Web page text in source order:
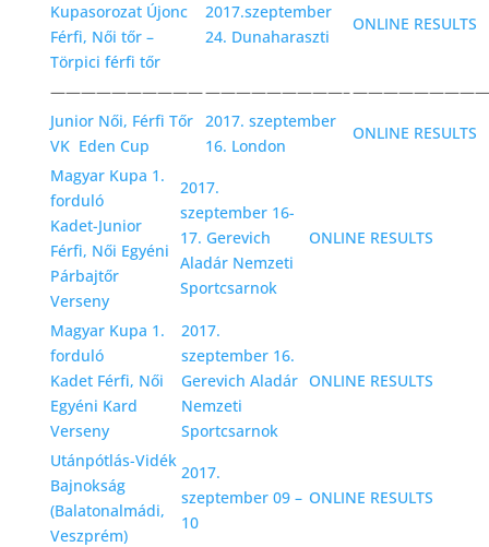
Kupasorozat Újonc
Férfi, Női tőr –
Törpici férfi tőr
2017.szeptember
24. Dunaharaszti
ONLINE RESULTS
———————————————————–
Junior Női, Férfi Tőr
VK Eden Cup
2017. szeptember
16. London
ONLINE RESULTS
Magyar Kupa 1.
forduló
Kadet-Junior
Férfi, Női Egyéni
Párbajtőr
Verseny
2017.
szeptember 16-
17. Gerevich
Aladár Nemzeti
Sportcsarnok
ONLINE RESULTS
Magyar Kupa 1.
forduló
Kadet Férfi, Női
Egyéni Kard
Verseny
2017.
szeptember 16.
Gerevich Aladár
Nemzeti
Sportcsarnok
ONLINE RESULTS
Utánpótlás-Vidék
Bajnokság
(Balatonalmádi,
Veszprém)
2017.
szeptember 09 –
10
ONLINE RESULTS